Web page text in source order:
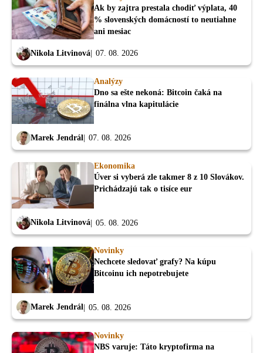
Ak by zajtra prestala chodiť výplata, 40
% slovenských domácností to neutiahne
ani mesiac
Nikola Litvinová 07. 08. 2026
Analýzy
Dno sa ešte nekoná: Bitcoin čaká na
finálna vlna kapitulácie
Marek Jendrál 07. 08. 2026
Ekonomika
Úver si vyberá zle takmer 8 z 10 Slovákov.
Prichádzajú tak o tisíce eur
Nikola Litvinová 05. 08. 2026
Novinky
Nechcete sledovať grafy? Na kúpu
Bitcoinu ich nepotrebujete
Marek Jendrál 05. 08. 2026
Novinky
NBS varuje: Táto kryptofirma na